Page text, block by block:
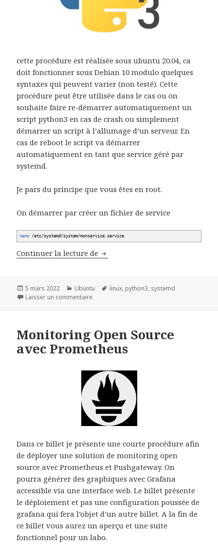
cette procédure est réalisée sous ubuntu 20.04, ca
doit fonctionner sous Debian 10 modulo quelques
syntaxes qui peuvent varier (non testé). Cette
procédure peut être utilisée dans le cas ou on
souhaite faire re-démarrer automatiquement un
script python3 en cas de crash ou simplement
démarrer un script à l’allumage d’un serveur. En
cas de reboot le script va démarrer
automatiquement en tant que service géré par
systemd.
Je pars du principe que vous êtes en root.
On démarrer par créer un fichier de service
nano /etc/systemd/system/monservice.service
Continuer la lecture de Lancer un script python3 en
Publié
le
5 mars 2022 Catégories
Ubuntu
Mots-
linux, python3, systemd
Laisser un commentaire
Monitoring Open Source
avec Prometheus
Dans ce billet je présente une courte procédure afin
de déployer une solution de monitoring open
source avec Prometheus et Pushgateway. On
pourra générer des graphiques avec Grafana
accessible via une interface web. Le billet présente
le déploiement et pas une configuration poussée de
grafana qui fera l’objet d’un autre billet. A la fin de
ce billet vous aurez un aperçu et une suite
fonctionnel pour un labo.